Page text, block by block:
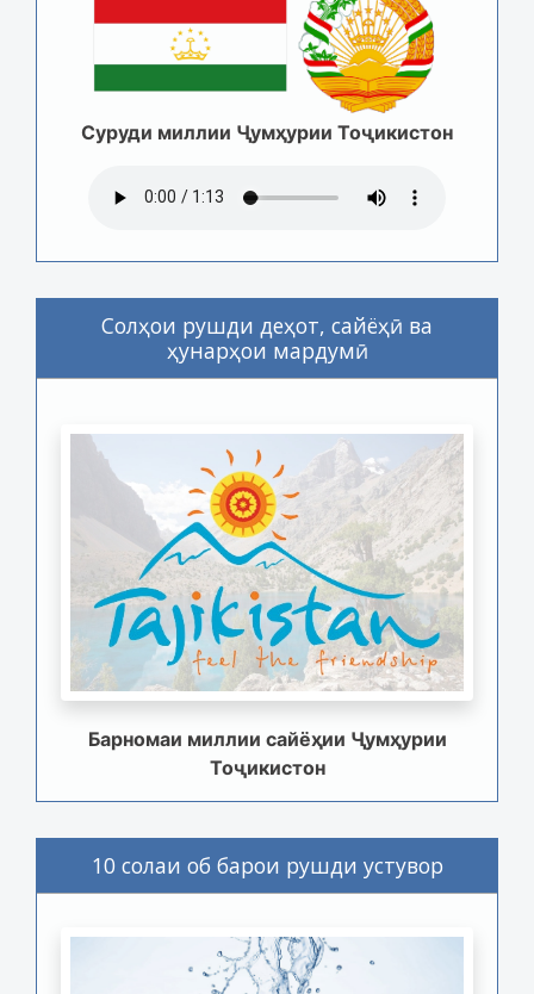
Суруди миллии Ҷумҳурии Тоҷикистон
Солҳои рушди деҳот, сайёҳӣ ва
ҳунарҳои мардумӣ
Барномаи миллии сайёҳии Ҷумҳурии
Тоҷикистон
10 солаи об барои рушди устувор